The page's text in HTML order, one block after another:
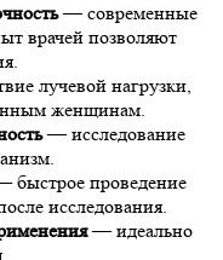
— современные
врачей позволяют
лучевой нагрузки,
женщинам.
— исследование
проведение
исследования.
— идеально